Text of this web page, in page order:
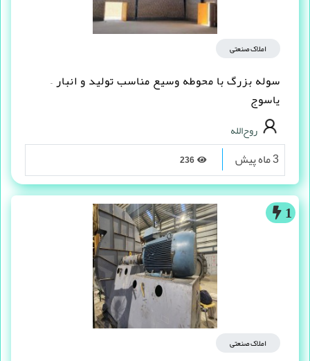
املاک صنعتی
سوله بزرگ با محوطه وسیع مناسب تولید و انبار –
یاسوج
روح‌الله
3 ماه پیش
1
املاک صنعتی